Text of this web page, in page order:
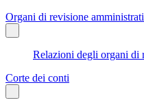
Organi di revisione
Relazioni degli organi di
Corte dei conti